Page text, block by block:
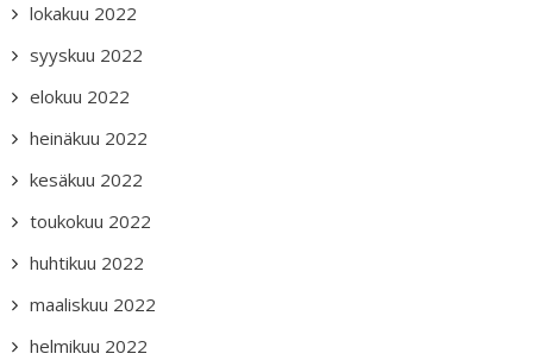
lokakuu 2022
syyskuu 2022
elokuu 2022
heinäkuu 2022
kesäkuu 2022
toukokuu 2022
huhtikuu 2022
maaliskuu 2022
helmikuu 2022